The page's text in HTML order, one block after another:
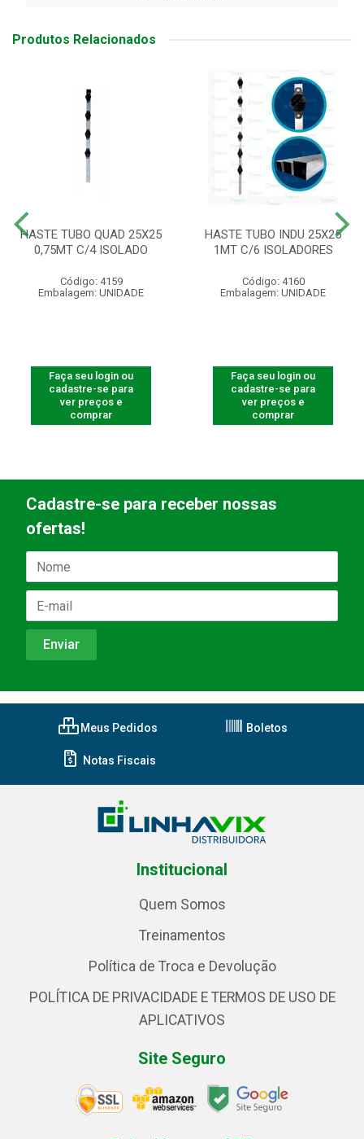
Produtos Relacionados
HASTE TUBO QUAD 25X25
0,75MT C/4 ISOLADO
Código: 4159
Embalagem: UNIDADE
Faça seu login ou
cadastre-se para
ver preços e
comprar
HASTE TUBO INDU 25X25
1MT C/6 ISOLADORES
Código: 4160
Embalagem: UNIDADE
Faça seu login ou
cadastre-se para
ver preços e
comprar
Cadastre-se para receber nossas
ofertas!
Meus Pedidos Boletos
Notas Fiscais
Institucional
Quem Somos
Treinamentos
Política de Troca e Devolução
POLÍTICA DE PRIVACIDADE E TERMOS DE USO DE
APLICATIVOS
Site Seguro